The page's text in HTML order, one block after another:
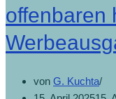
offenbaren
von G. Kuchta